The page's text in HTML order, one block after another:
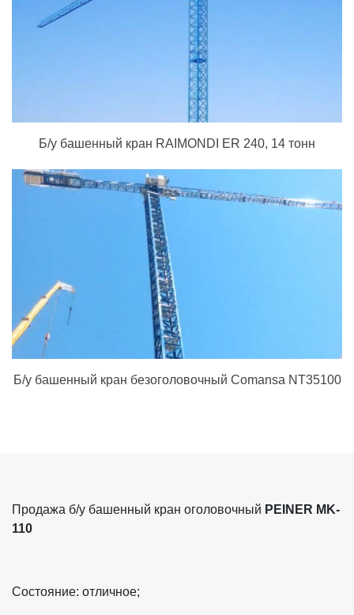
Б/у башенный кран RAIMONDI ER 240, 14 тонн
Б/у башенный кран безоголовочный Comansa NT35100
Продажа б/у башенный кран оголовочный PEINER MK-
110
Состояние: отличное;